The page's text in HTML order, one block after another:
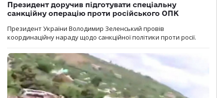
Президент доручив підготувати спеціальну
санкційну операцію проти російського ОПК
Президент України Володимир Зеленський провів
координаційну нараду щодо санкційної політики проти росії.